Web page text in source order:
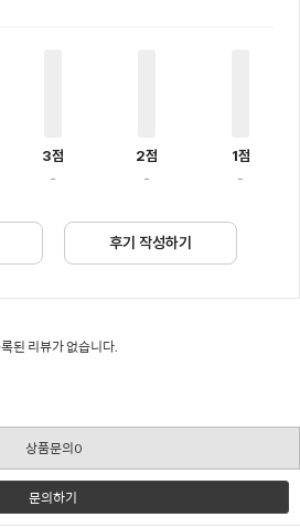
3점
-
2점
-
1점
-
후기 작성하기
된 리뷰가 없습니다.
상품문의0
문의하기